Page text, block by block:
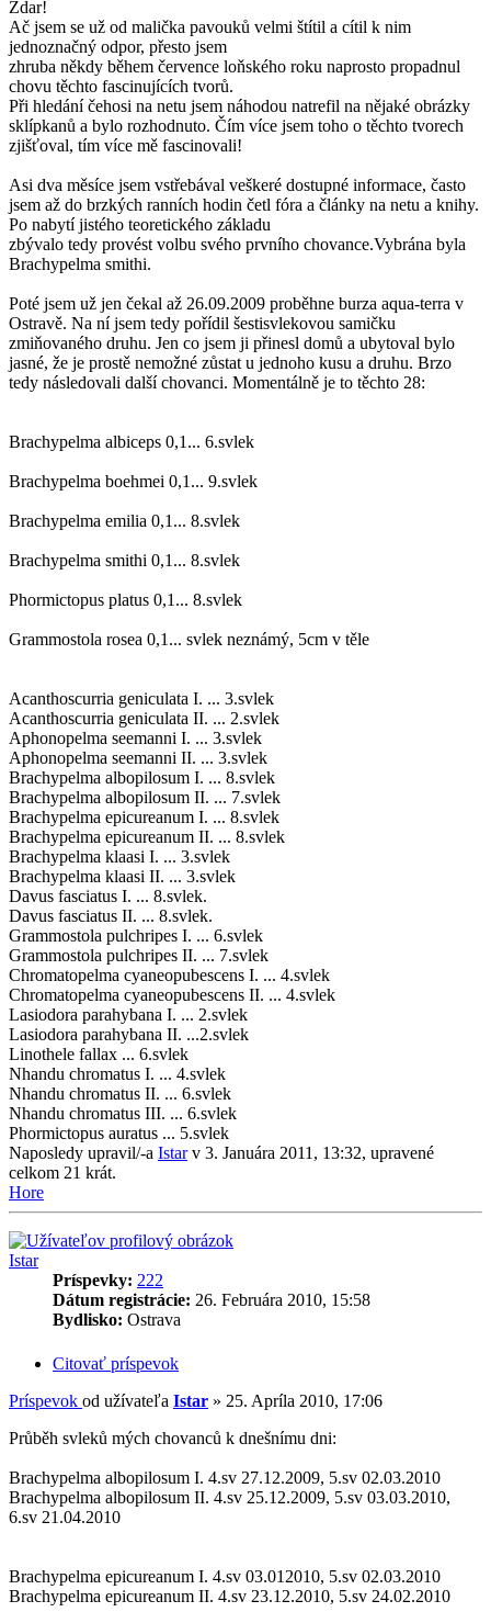
Zdar!
Ač jsem se už od malička pavouků velmi štítil a cítil k nim
jednoznačný odpor, přesto jsem
zhruba někdy během července loňského roku naprosto propadnul
chovu těchto fascinujících tvorů.
Při hledání čehosi na netu jsem náhodou natrefil na nějaké obrázky
sklípkanů a bylo rozhodnuto. Čím více jsem toho o těchto tvorech
zjišťoval, tím více mě fascinovali!
Asi dva měsíce jsem vstřebával veškeré dostupné informace, často
jsem až do brzkých ranních hodin četl fóra a články na netu a knihy.
Po nabytí jistého teoretického základu
zbývalo tedy provést volbu svého prvního chovance.Vybrána byla
Brachypelma smithi.
Poté jsem už jen čekal až 26.09.2009 proběhne burza aqua-terra v
Ostravě. Na ní jsem tedy pořídil šestisvlekovou samičku
zmiňovaného druhu. Jen co jsem ji přinesl domů a ubytoval bylo
jasné, že je prostě nemožné zůstat u jednoho kusu a druhu. Brzo
tedy následovali další chovanci. Momentálně je to těchto 28:
Brachypelma albiceps 0,1... 6.svlek
Brachypelma boehmei 0,1... 9.svlek
Brachypelma emilia 0,1... 8.svlek
Brachypelma smithi 0,1... 8.svlek
Phormictopus platus 0,1... 8.svlek
Grammostola rosea 0,1... svlek neznámý, 5cm v těle
Acanthoscurria geniculata I. ... 3.svlek
Acanthoscurria geniculata II. ... 2.svlek
Aphonopelma seemanni I. ... 3.svlek
Aphonopelma seemanni II. ... 3.svlek
Brachypelma albopilosum I. ... 8.svlek
Brachypelma albopilosum II. ... 7.svlek
Brachypelma epicureanum I. ... 8.svlek
Brachypelma epicureanum II. ... 8.svlek
Brachypelma klaasi I. ... 3.svlek
Brachypelma klaasi II. ... 3.svlek
Davus fasciatus I. ... 8.svlek.
Davus fasciatus II. ... 8.svlek.
Grammostola pulchripes I. ... 6.svlek
Grammostola pulchripes II. ... 7.svlek
Chromatopelma cyaneopubescens I. ... 4.svlek
Chromatopelma cyaneopubescens II. ... 4.svlek
Lasiodora parahybana I. ... 2.svlek
Lasiodora parahybana II. ...2.svlek
Linothele fallax ... 6.svlek
Nhandu chromatus I. ... 4.svlek
Nhandu chromatus II. ... 6.svlek
Nhandu chromatus III. ... 6.svlek
Phormictopus auratus ... 5.svlek
Naposledy upravil/-a Istarv 3. Januára 2011, 13:32, upravené
celkom 21 krát.
Hore
Istar
Príspevky: 222
Dátum registrácie: 26. Februára 2010, 15:58
Bydlisko: Ostrava
Citovať príspevok
Príspevok od užívateľa Istar » 25. Apríla 2010, 17:06
Průběh svleků mých chovanců k dnešnímu dni:
Brachypelma albopilosum I. 4.sv 27.12.2009, 5.sv 02.03.2010
Brachypelma albopilosum II. 4.sv 25.12.2009, 5.sv 03.03.2010,
6.sv 21.04.2010
Brachypelma epicureanum I. 4.sv 03.012010, 5.sv 02.03.2010
Brachypelma epicureanum II. 4.sv 23.12.2010, 5.sv 24.02.2010